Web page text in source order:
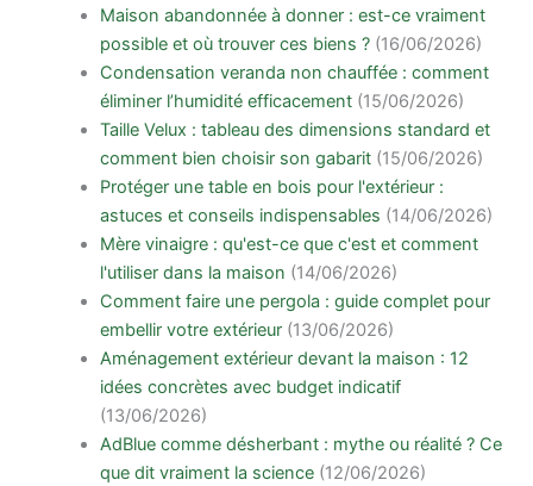
Maison abandonnée à donner : est-ce vraiment
possible et où trouver ces biens ? (16/06/2026)
Condensation veranda non chauffée : comment
éliminer l’humidité efficacement (15/06/2026)
Taille Velux : tableau des dimensions standard et
comment bien choisir son gabarit (15/06/2026)
Protéger une table en bois pour l'extérieur :
astuces et conseils indispensables (14/06/2026)
Mère vinaigre : qu'est-ce que c'est et comment
l'utiliser dans la maison (14/06/2026)
Comment faire une pergola : guide complet pour
embellir votre extérieur (13/06/2026)
Aménagement extérieur devant la maison : 12
idées concrètes avec budget indicatif
(13/06/2026)
AdBlue comme désherbant : mythe ou réalité ? Ce
que dit vraiment la science (12/06/2026)